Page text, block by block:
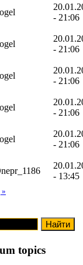
- 21:06
- 21:06
- 21:06
- 21:06
- 21:06
- 13:45
»
topics